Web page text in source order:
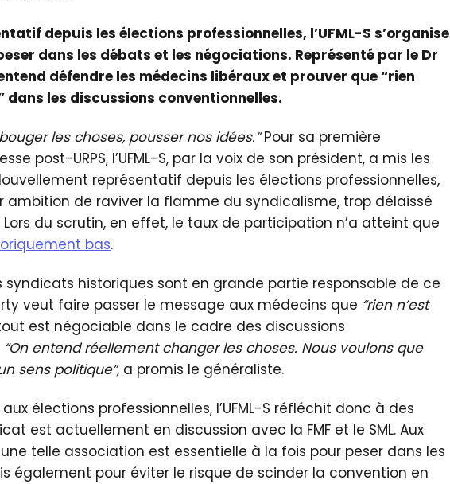
depuis les élections professionnelles, l’UFML-S s’organise
dans les débats et les négociations. Représenté par le Dr
défendre les médecins libéraux et prouver que “rien
dans les discussions conventionnelles.
les choses, pousser nos idées.”Pour sa première
post-URPS, l’UFML-S, par la voix de son président, a mis les
représentatif depuis les élections professionnelles,
ambition de raviver la flamme du syndicalisme, trop délaissé
du scrutin, en effet, le taux de participation n’a atteint que
bas.
syndicats historiques sont en grande partie responsable de ce
veut faire passer le message aux médecins que “rien n’est
est négociable dans le cadre des discussions
“On entend réellement changer les choses. Nous voulons que
sens politique”, a promis le généraliste.
élections professionnelles, l’UFML-S réfléchit donc à des
est actuellement en discussion avec la FMF et le SML. Aux
telle association est essentielle à la fois pour peser dans les
également pour éviter le risque de scinder la convention en